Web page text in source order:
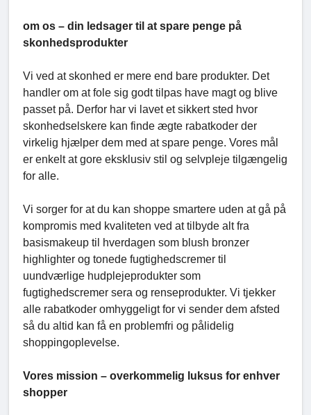
om os – din ledsager til at spare penge på
skonhedsprodukter
Vi ved at skonhed er mere end bare produkter. Det
handler om at fole sig godt tilpas have magt og blive
passet på. Derfor har vi lavet et sikkert sted hvor
skonhedselskere kan finde ægte rabatkoder der
virkelig hjælper dem med at spare penge. Vores mål
er enkelt at gore eksklusiv stil og selvpleje tilgængelig
for alle.
Vi sorger for at du kan shoppe smartere uden at gå på
kompromis med kvaliteten ved at tilbyde alt fra
basismakeup til hverdagen som blush bronzer
highlighter og tonede fugtighedscremer til
uundværlige hudplejeprodukter som
fugtighedscremer sera og renseprodukter. Vi tjekker
alle rabatkoder omhyggeligt for vi sender dem afsted
så du altid kan få en problemfri og pålidelig
shoppingoplevelse.
Vores mission – overkommelig luksus for enhver
shopper